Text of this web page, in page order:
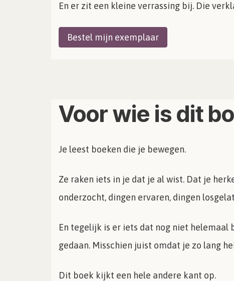
En er zit een kleine verrassing bij. Die
Bestel mijn exemplaar
Voor wie is dit
Je leest boeken die je bewegen.
Ze raken iets in je dat je al wist. Dat je
onderzocht, dingen ervaren, dingen
En tegelijk is er iets dat nog niet
gedaan. Misschien juist omdat je zo lang
Dit boek kijkt een hele andere kant op.